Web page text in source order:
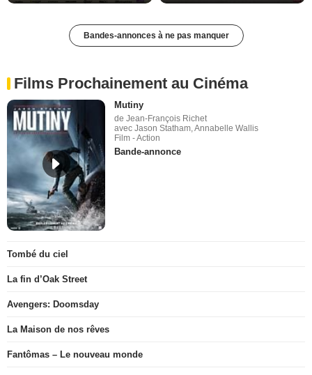
Bandes-annonces à ne pas manquer
Films Prochainement au Cinéma
Mutiny
de Jean-François Richet
avec Jason Statham, Annabelle Wallis
Film - Action
Bande-annonce
Tombé du ciel
La fin d’Oak Street
Avengers: Doomsday
La Maison de nos rêves
Fantômas – Le nouveau monde